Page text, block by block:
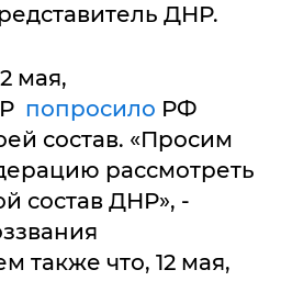
ДНР.
мая,
попросило РФ
состав. «Просим
рассмотреть
состав ДНР», -
также что, 12 мая,